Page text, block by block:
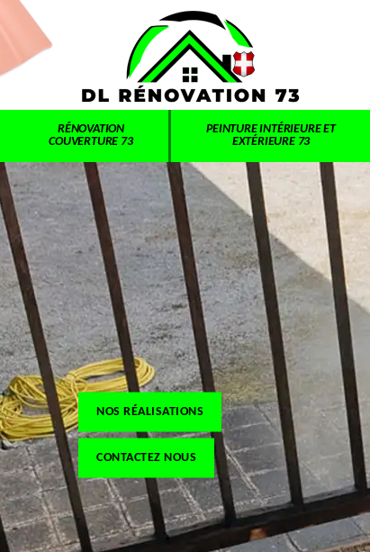
RÉNOVATION
COUVERTURE 73
PEINTURE INTÉRIEURE ET
EXTÉRIEURE 73
NOS RÉALISATIONS
CONTACTEZ NOUS